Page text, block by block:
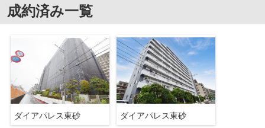
成約済み一覧
ダイアパレス東砂 ダイアパレス東砂